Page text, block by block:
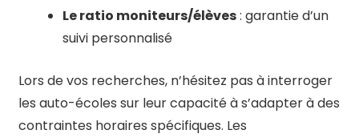
Le ratio moniteurs/élèves: garantie d’un
suivi personnalisé
Lors de vos recherches, n’hésitez pas à interroger
les auto-écoles sur leur capacité à s’adapter à des
contraintes horaires spécifiques. Les